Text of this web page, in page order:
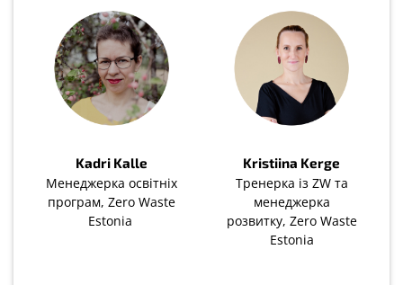
Kadri Kalle
Менеджерка освітніх
програм, Zero Waste
Estonia
Kristiina Kerge
Тренерка із ZW та
менеджерка
розвитку, Zero Waste
Estonia